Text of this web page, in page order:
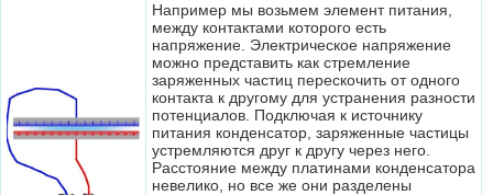
Например мы возьмем элемент питания,
между контактами которого есть
напряжение. Электрическое напряжение
можно представить как стремление
заряженных частиц перескочить от одного
контакта к другому для устранения разности
потенциалов. Подключая к источнику
питания конденсатор, заряженные частицы
устремляются друг к другу через него.
Расстояние между платинами конденсатора
невелико, но все же они разделены